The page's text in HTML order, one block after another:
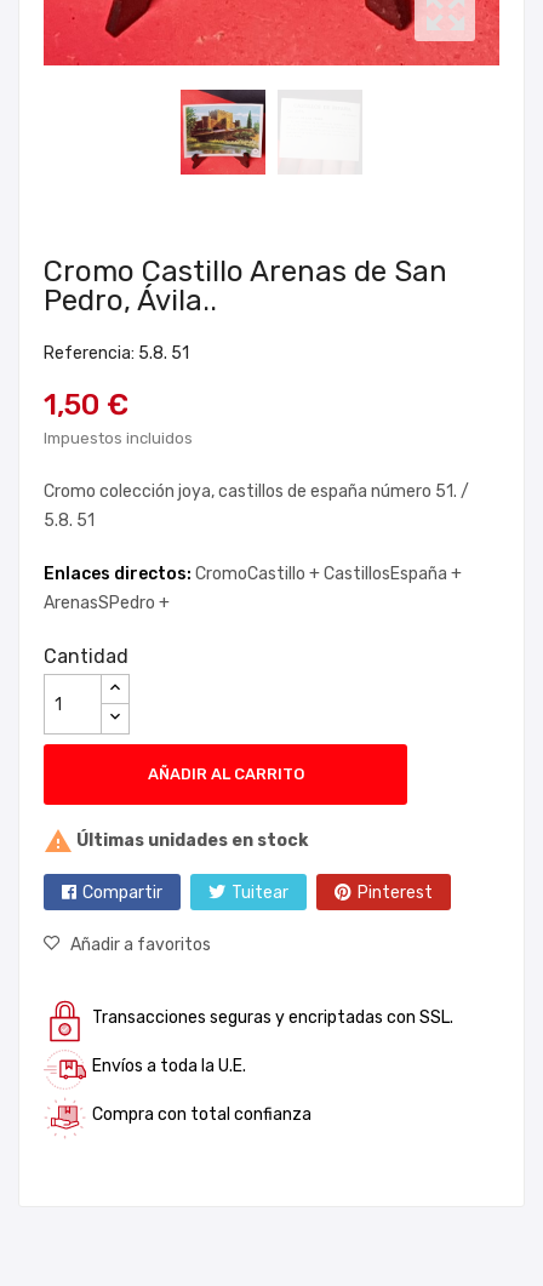
Cromo Castillo Arenas de San
Pedro, Ávila..
Referencia: 5.8. 51
1,50 €
Impuestos incluidos
Cromo colección joya, castillos de españa número 51. /
5.8. 51
Enlaces directos: CromoCastillo +CastillosEspaña +
ArenasSPedro +
Cantidad
AÑADIR AL CARRITO
 Últimas unidades en stock
Compartir Tuitear Pinterest
Añadir a favoritos
Transacciones seguras y encriptadas con SSL.
Envíos a toda la U.E.
Compra con total confianza